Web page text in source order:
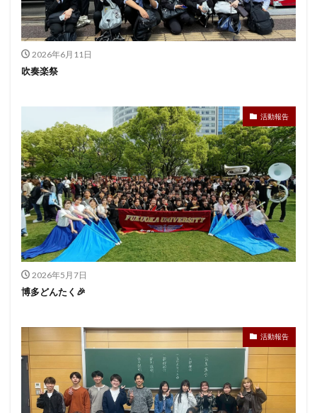
2026年6月11日
吹奏楽祭
活動報告
2026年5月7日
博多どんたく🎉
活動報告